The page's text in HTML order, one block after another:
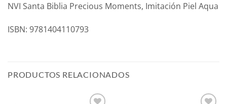
NVI Santa Biblia Precious Moments, Imitación Piel Aqua
ISBN: 9781404110793
PRODUCTOS RELACIONADOS